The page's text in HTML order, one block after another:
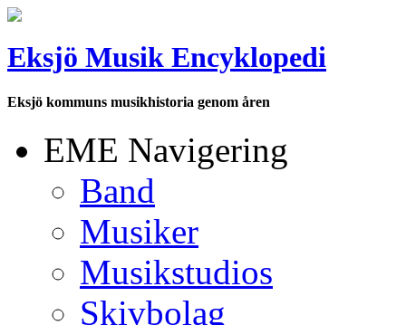
Eksjö Musik Encyklopedi
Eksjö kommuns musikhistoria genom åren
EME Navigering
Band
Musiker
Musikstudios
Skivbolag